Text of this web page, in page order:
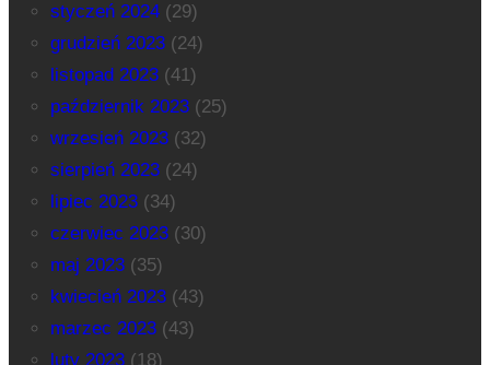
styczeń 2024(29)
grudzień 2023(24)
listopad 2023(41)
październik 2023(25)
wrzesień 2023(32)
sierpień 2023(24)
lipiec 2023(34)
czerwiec 2023(30)
maj 2023(35)
kwiecień 2023(43)
marzec 2023(43)
luty 2023(18)